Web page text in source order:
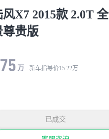
风X7 2015款 2.0T 全
尊贵版
万 新车指导价15.22万
已成交